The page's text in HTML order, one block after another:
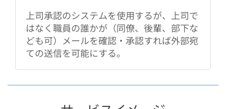
上司承認のシステムを使用するが、上司で
はなく職員の誰かが（同僚、後輩、部下な
ども可）メールを確認・承認すれば外部宛
ての送信を可能にする。